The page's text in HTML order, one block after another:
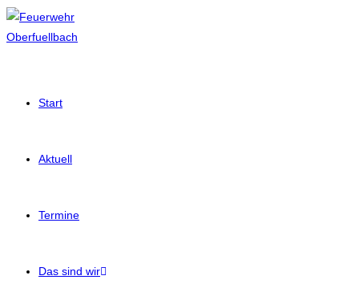
Start
Aktuell
Termine
Das sind wir